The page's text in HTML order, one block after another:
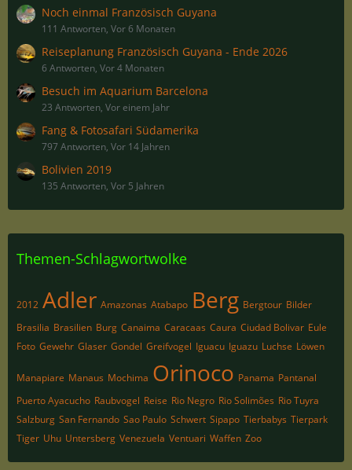
Noch einmal Französisch Guyana
111 Antworten, Vor 6 Monaten
Reiseplanung Französisch Guyana - Ende 2026
6 Antworten, Vor 4 Monaten
Besuch im Aquarium Barcelona
23 Antworten, Vor einem Jahr
Fang & Fotosafari Südamerika
797 Antworten, Vor 14 Jahren
Bolivien 2019
135 Antworten, Vor 5 Jahren
Themen-Schlagwortwolke
2012 Adler Amazonas Atabapo Berg Bergtour Bilder
Brasilia Brasilien Burg Canaima Caracaas Caura Ciudad Bolivar Eule
Foto Gewehr Glaser Gondel Greifvogel Iguacu Iguazu Luchse Löwen
Manapiare Manaus Mochima Orinoco Panama Pantanal
Puerto Ayacucho Raubvogel Reise Rio Negro Rio Solimões Rio Tuyra
Salzburg San Fernando Sao Paulo Schwert Sipapo Tierbabys Tierpark
Tiger Uhu Untersberg Venezuela Ventuari Waffen Zoo